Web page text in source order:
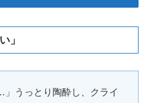
」
うっとり陶酔し、クライ